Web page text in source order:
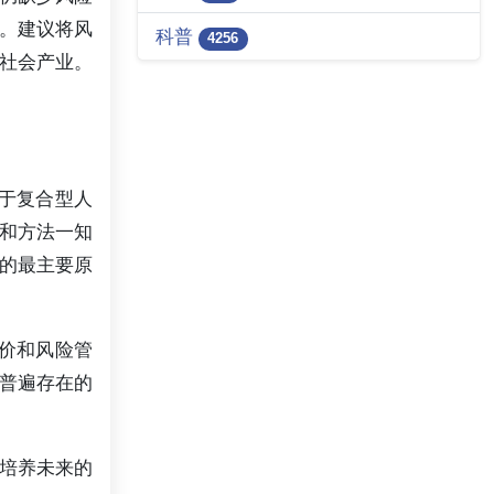
建议将风
会产业。
复合型人
方法一知
最主要原
和风险管
遍存在的
养未来的
科普 4256